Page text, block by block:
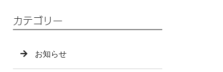
カテゴリー
お知らせ